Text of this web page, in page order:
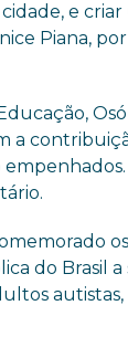
e
Piana,
do Brasil